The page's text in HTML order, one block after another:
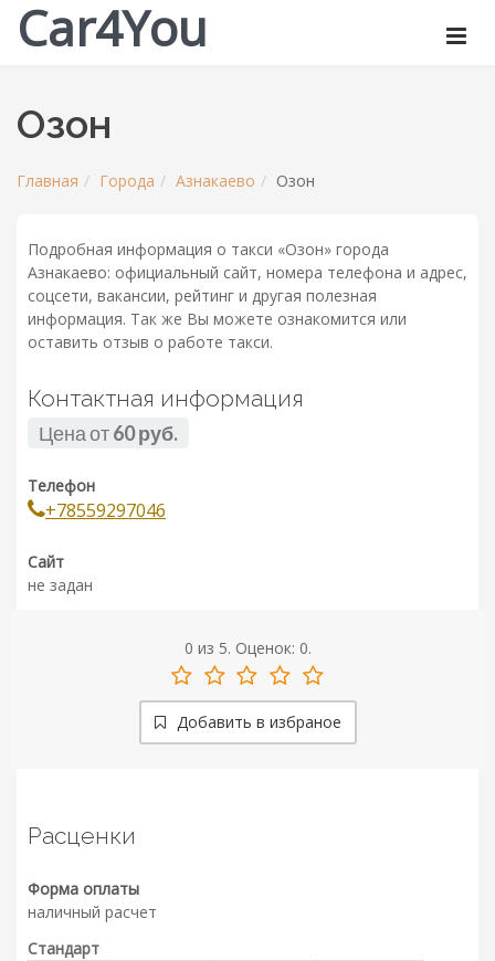
Car4You
Озон
Главная Города Азнакаево Озон
Подробная информация о такси «Озон» города
Азнакаево: официальный сайт, номера телефона и адрес,
соцсети, вакансии, рейтинг и другая полезная
информация. Так же Вы можете ознакомится или
оставить отзыв о работе такси.
Контактная информация
Цена от60 руб.
Телефон
+78559297046
Сайт
не задан
0 из 5. Оценок: 0.
Добавить в избраное
Расценки
Форма оплаты
наличный расчет
Стандарт